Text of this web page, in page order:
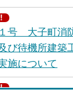
号 大子町消
び待機所建築
施について